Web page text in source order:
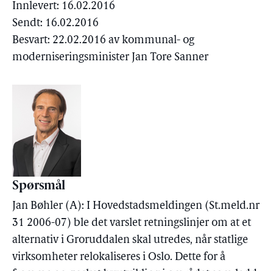
Innlevert: 16.02.2016
Sendt: 16.02.2016
Besvart: 22.02.2016 av kommunal- og
moderniseringsminister Jan Tore Sanner
Spørsmål
Jan Bøhler (A): I Hovedstadsmeldingen (St.meld.nr
31 2006-07) ble det varslet retningslinjer om at et
alternativ i Groruddalen skal utredes, når statlige
virksomheter relokaliseres i Oslo. Dette for å